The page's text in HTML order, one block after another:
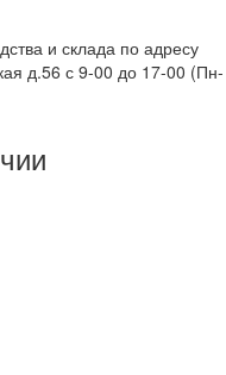
и склада по адресу
д.56 с 9-00 до 17-00 (Пн-